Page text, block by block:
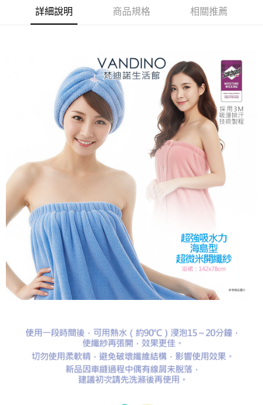
後付繳納相關費用。
※ 交易是否成功請以「AFTEE先享後付 」之結帳頁面顯示為準，若有關於
１．透過由恩沛科技股份有限公司提供之「AFTEE先享後付」服務完成之交
易，需依本服務之必要範圍內提供個人資料，並將交易相關給付款項請求債
權轉讓予恩沛科技股份有限公司。
２．關於個人資料處理事宜，請瀏覽以下網址：
https://aftee.tw/terms/#terms3
３．未成年的使用者請事先徵得法定代理人或監護人之同意方可使用
「AFTEE先享後付」，若未經同意申辦者引起之損失，本公司不負相關責
４．使用「AFTEE先享後付」時，將依據個別帳號之用戶狀況，依本公司即
時審查核予不同之上限額度；若仍有額度不足之情形，本公司將視審查結果
５．嚴禁一人註冊多個帳號或使用他人資訊註冊。若發現惡意使用之情形，
恩沛科技股份有限公司將有權停止該用戶之使用額度並採取法律行動。
詳細說明 商品規格 相關推薦